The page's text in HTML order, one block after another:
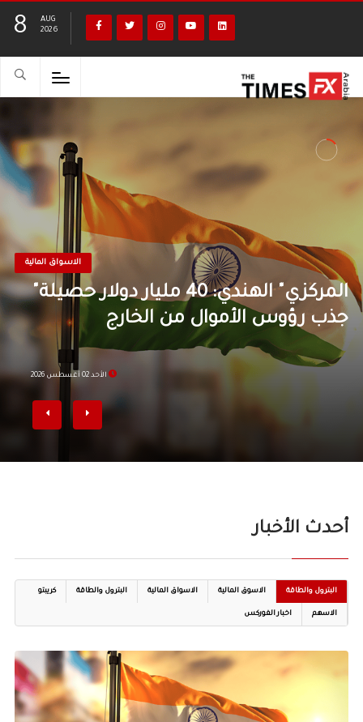
8
AUG
2026
الاسواق المالية
"المركزي" الهندي: 40 مليار دولار حصيلة
جذب رؤوس الأموال من الخارج
الأحد 02 أغسطس 2026
أحدث الأخبار
البترول والطاقة الاسوق المالية الاسواق المالية البترول والطاقة كريبتو
الاسهم اخبار الفوركس